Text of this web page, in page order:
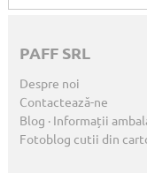
PAFF SRL
Despre noi
Contactează-ne
Blog · Informații
Fotoblog cutii din